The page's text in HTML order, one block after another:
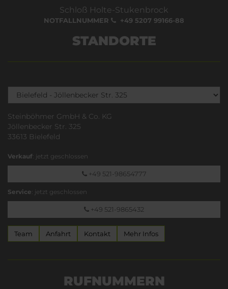
Schloß Holte-Stukenbrock
NOTFALLNUMMER +49 5207 99166-88
STANDORTE
Steinböhmer GmbH & Co. KG
Jöllenbecker Str. 325
33613 Bielefeld
Verkauf: jetzt geschlossen
+49 521-98654777
Service: jetzt geschlossen
+49 521-9865432
Team Anfahrt Kontakt Mehr Infos
RUFNUMMERN